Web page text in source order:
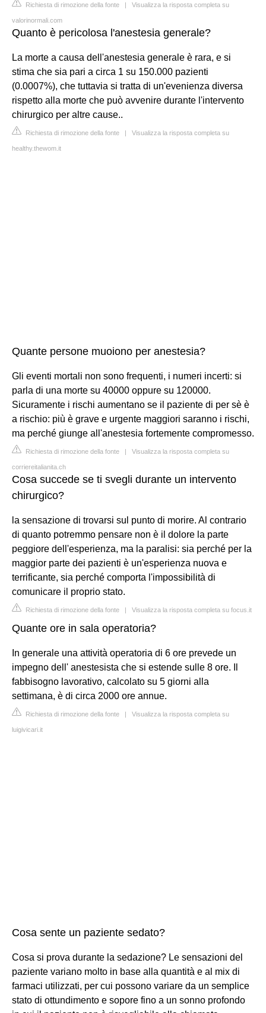
Richiesta di rimozione della fonte | Visualizza la risposta completa su
valorinormali.com
Quanto è pericolosa l'anestesia generale?
La morte a causa dell'anestesia generale è rara, e si
stima che sia pari a circa 1 su 150.000 pazienti
(0.0007%), che tuttavia si tratta di un'evenienza diversa
rispetto alla morte che può avvenire durante l'intervento
chirurgico per altre cause..
Richiesta di rimozione della fonte | Visualizza la risposta completa su
healthy.thewom.it
Quante persone muoiono per anestesia?
Gli eventi mortali non sono frequenti, i numeri incerti: si
parla di una morte su 40000 oppure su 120000.
Sicuramente i rischi aumentano se il paziente di per sè è
a rischio: più è grave e urgente maggiori saranno i rischi,
ma perché giunge all'anestesia fortemente compromesso.
Richiesta di rimozione della fonte | Visualizza la risposta completa su
corriereitalianita.ch
Cosa succede se ti svegli durante un intervento
chirurgico?
la sensazione di trovarsi sul punto di morire. Al contrario
di quanto potremmo pensare non è il dolore la parte
peggiore dell'esperienza, ma la paralisi: sia perché per la
maggior parte dei pazienti è un'esperienza nuova e
terrificante, sia perché comporta l'impossibilità di
comunicare il proprio stato.
Richiesta di rimozione della fonte | Visualizza la risposta completa su focus.it
Quante ore in sala operatoria?
In generale una attività operatoria di 6 ore prevede un
impegno dell' anestesista che si estende sulle 8 ore. Il
fabbisogno lavorativo, calcolato su 5 giorni alla
settimana, è di circa 2000 ore annue.
Richiesta di rimozione della fonte | Visualizza la risposta completa su
luigivicari.it
Cosa sente un paziente sedato?
Cosa si prova durante la sedazione? Le sensazioni del
paziente variano molto in base alla quantità e al mix di
farmaci utilizzati, per cui possono variare da un semplice
stato di ottundimento e sopore fino a un sonno profondo